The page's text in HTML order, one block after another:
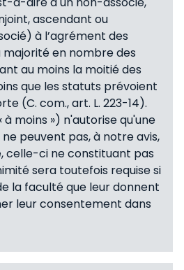
ascendant ou
à l’agrément des
majorité en nombre des
au moins la moitié des
que les statuts prévoient
(C. com., art. L. 223-14).
à moins ») n'autorise qu'une
peuvent pas, à notre avis,
celle-ci ne constituant pas
sera toutefois requise si
la faculté que leur donnent
leur consentement dans